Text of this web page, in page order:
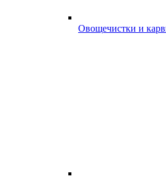
Овощечистки и